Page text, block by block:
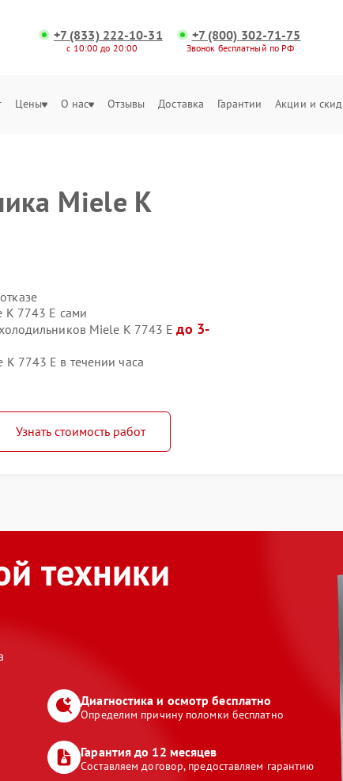
+7 (833) 222-10-31
с 10:00 до 20:00
+7 (800) 302-71-75
Звонок бесплатный по РФ
Цены О нас Отзывы Доставка Гарантии Акции и
Miele K
K 7743 E сами
Miele K 7743 Eдо 3-
7743 E в течении часа
Узнать стоимость работ
техники
Диагностика и осмотр бесплатно
Определим причину поломки бесплатно
Гарантия до 12 месяцев
Составляем договор, предоставляем гарантию